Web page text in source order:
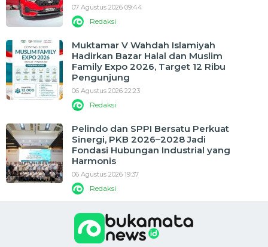
07 Agustus 2026 09:44
Redaksi
Muktamar V Wahdah Islamiyah
Hadirkan Bazar Halal dan Muslim
Family Expo 2026, Target 12 Ribu
Pengunjung
06 Agustus 2026 22:23
Redaksi
Pelindo dan SPPI Bersatu Perkuat
Sinergi, PKB 2026–2028 Jadi
Fondasi Hubungan Industrial yang
Harmonis
06 Agustus 2026 19:37
Redaksi